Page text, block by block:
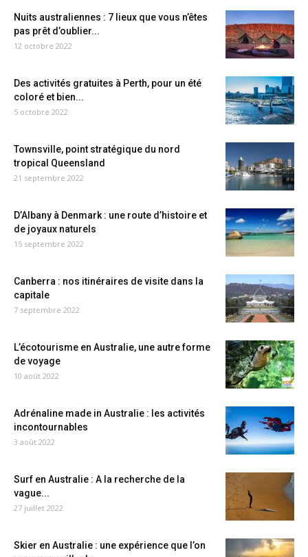
Nuits australiennes : 7 lieux que vous n’êtes
pas prêt d’oublier...
12 octobre 2022
Des activités gratuites à Perth, pour un été
coloré et bien...
5 octobre 2022
Townsville, point stratégique du nord
tropical Queensland
21 septembre 2022
D’Albany à Denmark : une route d’histoire et
de joyaux naturels
15 septembre 2022
Canberra : nos itinéraires de visite dans la
capitale
7 septembre 2022
L’écotourisme en Australie, une autre forme
de voyage
10 août 2022
Adrénaline made in Australie : les activités
incontournables
3 août 2022
Surf en Australie : A la recherche de la
vague...
27 juillet 2022
Skier en Australie : une expérience que l’on